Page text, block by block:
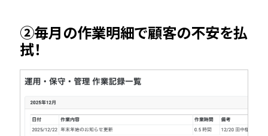
②毎月の作業明細で顧客の不安を払
拭！